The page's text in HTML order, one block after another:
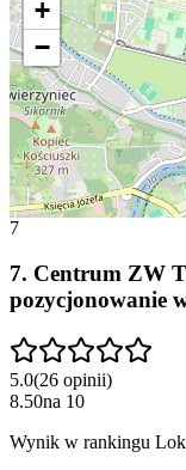
+
−
7
7. Centrum ZW
pozycjonowanie
5.0(26 opinii)
8.50na 10
Wynik w rankingu